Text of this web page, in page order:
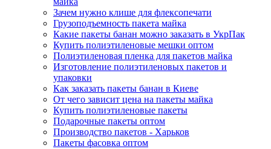
Зачем нужно клише для флексопечати
Грузоподъемность пакета майка
Какие пакеты банан можно заказать в УкрПак
Купить полиэтиленовые мешки оптом
Полиэтиленовая пленка для пакетов майка
Изготовление полиэтиленовых пакетов и
упаковки
Как заказать пакеты банан в Киеве
От чего зависит цена на пакеты майка
Купить полиэтиленовые пакеты
Подарочные пакеты оптом
Производство пакетов - Харьков
Пакеты фасовка оптом